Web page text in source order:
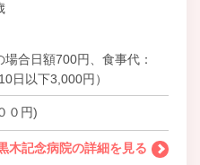
場合日額700円、食事代：
日以下3,000円）
０円)
木記念病院の詳細を見る